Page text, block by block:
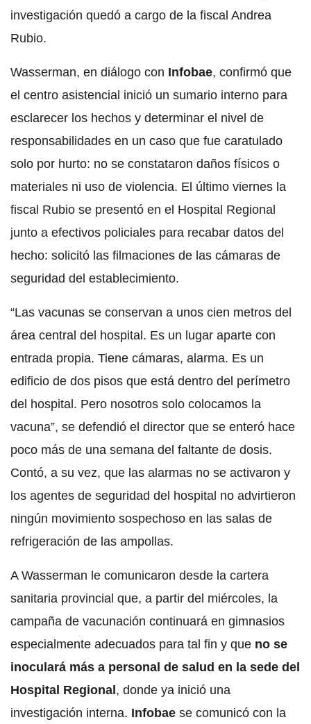
investigación quedó a cargo de la fiscal Andrea
Rubio.
Wasserman, en diálogo con Infobae, confirmó que
el centro asistencial inició un sumario interno para
esclarecer los hechos y determinar el nivel de
responsabilidades en un caso que fue caratulado
solo por hurto: no se constataron daños físicos o
materiales ni uso de violencia. El último viernes la
fiscal Rubio se presentó en el Hospital Regional
junto a efectivos policiales para recabar datos del
hecho: solicitó las filmaciones de las cámaras de
seguridad del establecimiento.
“Las vacunas se conservan a unos cien metros del
área central del hospital. Es un lugar aparte con
entrada propia. Tiene cámaras, alarma. Es un
edificio de dos pisos que está dentro del perímetro
del hospital. Pero nosotros solo colocamos la
vacuna”, se defendió el director que se enteró hace
poco más de una semana del faltante de dosis.
Contó, a su vez, que las alarmas no se activaron y
los agentes de seguridad del hospital no advirtieron
ningún movimiento sospechoso en las salas de
refrigeración de las ampollas.
A Wasserman le comunicaron desde la cartera
sanitaria provincial que, a partir del miércoles, la
campaña de vacunación continuará en gimnasios
especialmente adecuados para tal fin y que no se
inoculará más a personal de salud en la sede del
Hospital Regional , donde ya inició una
investigación interna. Infobae se comunicó con la